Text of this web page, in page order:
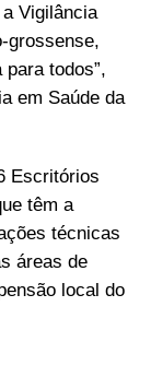
Vigilância
grossense,
todos”,
em Saúde da
Escritórios
têm a
técnicas
áreas de
local do